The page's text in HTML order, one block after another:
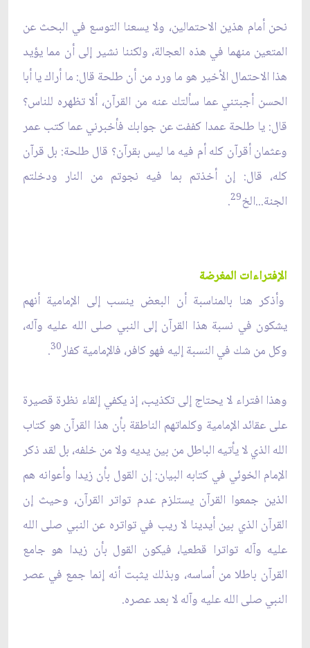
نحن أمام هذين الاحتمالين، ولا يسعنا التوسع في البحث عن
المتعين منهما في هذه العجالة، ولكننا نشير إلى أن مما يؤيد
هذا الاحتمال الأخير هو ما ورد من أن طلحة قال: ما أراك يا أبا
الحسن أجبتني عما سألتك عنه من القرآن، ألا تظهره للناس؟
قال: يا طلحة عمدا كففت عن جوابك فأخبرني عما كتب عمر
وعثمان أقرآن كله أم فيه ما ليس بقرآن؟ قال طلحة: بل قرآن
كله، قال: إن أخذتم بما فيه نجوتم من النار ودخلتم
الجنة...الخ29
.
الإفتراءات المغرضة
وأذكر هنا بالمناسبة أن البعض ينسب إلى الإمامية أنهم
يشكون في نسبة هذا القرآن إلى النبي صلى الله عليه وآله،
وكل من شك في النسبة إليه فهو كافر، فالإمامية كفار30
.
وهذا افتراء لا يحتاج إلى تكذيب، إذ يكفي إلقاء نظرة قصيرة
على عقائد الإمامية وكلماتهم الناطقة بأن هذا القرآن هو كتاب
الله الذي لا يأتيه الباطل من بين يديه ولا من خلفه، بل لقد ذكر
الإمام الخوئي في كتابه البيان: إن القول بأن زيدا وأعوانه هم
الذين جمعوا القرآن يستلزم عدم تواتر القرآن، وحيث إن
القرآن الذي بين أيدينا لا ريب في تواتره عن النبي صلى الله
عليه وآله تواترا قطعيا، فيكون القول بأن زيدا هو جامع
القرآن باطلا من أساسه، وبذلك يثبت أنه إنما جمع في عصر
النبي صلى الله عليه وآله لا بعد عصره.